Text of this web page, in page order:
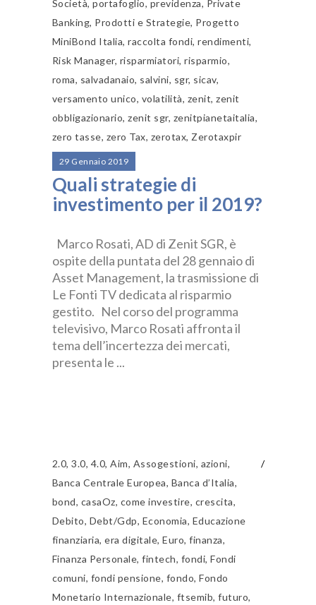
Società,portafoglio, previdenza, Private
Banking, Prodotti e Strategie, Progetto
MiniBond Italia,raccolta fondi,rendimenti,
Risk Manager, risparmiatori,risparmio,
roma, salvadanaio, salvini, sgr, sicav,
versamento unico, volatilità, zenit,zenit
obbligazionario,zenit sgr, zenitpianetaitalia,
zero tasse, zero Tax, zerotax, Zerotaxpir
29 Gennaio 2019
Quali strategie di
investimento per il 2019?
Marco Rosati, AD di Zenit SGR, è
ospite della puntata del 28 gennaio di
Asset Management, la trasmissione di
Le Fonti TV dedicata al risparmio
gestito. Nel corso del programma
televisivo, Marco Rosati affronta il
tema dell’incertezza dei mercati,
presenta le
2.0,3.0, 4.0,Aim, Assogestioni, azioni,
Banca Centrale Europea, Banca d’Italia,
bond, casaOz, come investire, crescita,
Debito, Debt/Gdp, Economia, Educazione
finanziaria,era digitale,Euro,finanza,
Finanza Personale,fintech, fondi,Fondi
comuni, fondi pensione, fondo,Fondo
Monetario Internazionale, ftsemib,futuro,